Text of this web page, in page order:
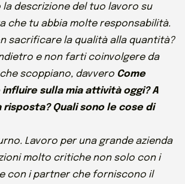
la descrizione del tuo lavoro su
che tu abbia molte responsabilità.
sacrificare la qualità alla quantità?
e non farti coinvolgere da
scoppiano, davvero Come
sulla mia attività oggi? A
risposta? Quali sono le cose di
Lavoro per una grande azienda
molto critiche non solo con i
con i partner che forniscono il